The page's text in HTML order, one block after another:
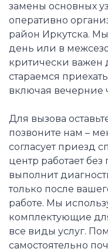
замены основных
оперативно
район Иркутска.
день или в
критически важен
стараемся
включая вечерние
Для вызова
позвоните нам –
согласует приезд
центр работает
выполнит
только после
работе. Мы
комплектующие
все виды услуг.
самостоятельно